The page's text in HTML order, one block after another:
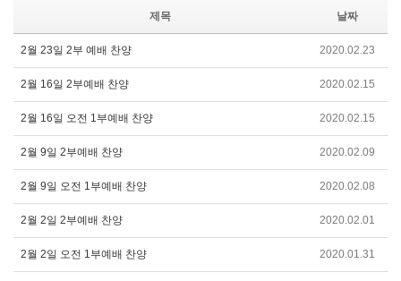
제목 날짜
2월 23일 2부 예배 찬양 2020.02.23
2월 16일 2부예배 찬양 2020.02.15
2월 16일 오전 1부예배 찬양 2020.02.15
2월 9일 2부예배 찬양 2020.02.09
2월 9일 오전 1부예배 찬양 2020.02.08
2월 2일 2부예배 찬양 2020.02.01
2월 2일 오전 1부예배 찬양 2020.01.31